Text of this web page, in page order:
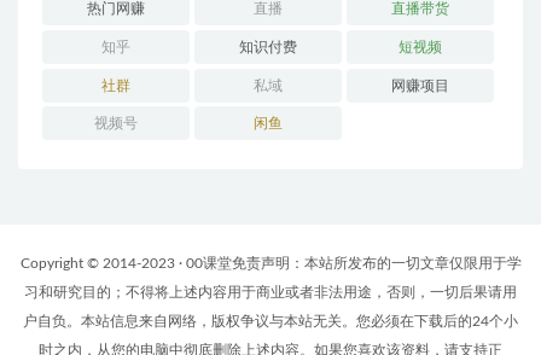
热门网赚 直播 直播带货
知乎 知识付费 短视频
社群 私域 网赚项目
视频号 闲鱼
Copyright © 2014-2023 · 00课堂免责声明：本站所发布的一切文章仅限用于学
习和研究目的；不得将上述内容用于商业或者非法用途，否则，一切后果请用
户自负。本站信息来自网络，版权争议与本站无关。您必须在下载后的24个小
时之内，从您的电脑中彻底删除上述内容。如果您喜欢该资料，请支持正